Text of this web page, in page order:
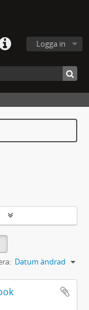
Logga in
Datum ändrad